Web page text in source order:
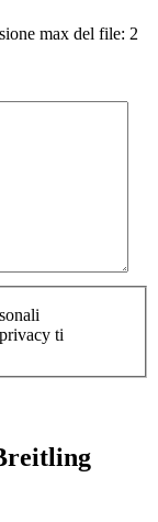
max del file: 2
ti